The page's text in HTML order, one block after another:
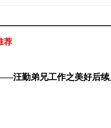
荐
汪勤弟兄工作之美好后续